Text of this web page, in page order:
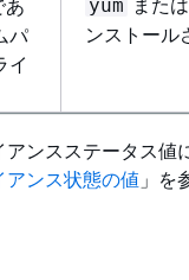
あ
パ
イ
yum または
ンストール
ンスステータス値
ンス状態の値 」を